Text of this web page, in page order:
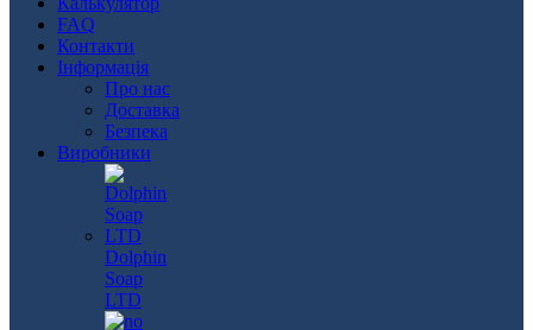
FAQ
Контакти
Інформація
Про нас
Доставка
Безпека
Виробники
Dolphin
Soap
LTD